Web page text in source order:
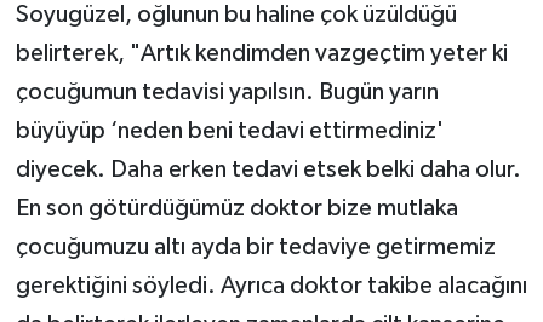
Soyugüzel, oğlunun bu haline çok üzüldüğü
belirterek, "Artık kendimden vazgeçtim yeter ki
çocuğumun tedavisi yapılsın. Bugün yarın
büyüyüp ‘neden beni tedavi ettirmediniz'
diyecek. Daha erken tedavi etsek belki daha olur.
En son götürdüğümüz doktor bize mutlaka
çocuğumuzu altı ayda bir tedaviye getirmemiz
gerektiğini söyledi. Ayrıca doktor takibe alacağını